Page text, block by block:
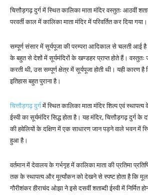
चित्तौड़गढ़ दुर्ग में स्थित कालिका माता मंदिर वस्तुतः आठवीं
परवर्ती काल में कालिका माता मंदिर में परिवर्तित कर दिया गया।
सम्पूर्ण संसार में सूर्यपूजा की परम्परा आदिकाल से चलती आई
के बहुत से देशों में सूर्यमंदिरों के खण्डहर प्राप्त होते हैं। वस्तुतः
करती थी, उस सम्पूर्ण क्षेत्र में सूर्यपूजा होती थी। यही कारण है
इतिहास बहुत पुराना है।
चित्तौड़गढ़ दुर्गमें स्थित कालिका माता मंदिर शिल्प एवं
ईस्वी का सूर्यमंदिर सिद्ध होता है। यह मंदिर, चित्तौड़गढ़ दुर्ग
की हवेलियों के दक्षिण में एक साधारण जान पड़ने वाले भवन में
हुआ है।
वर्तमान में देवालय के गर्भगृह में कालिका माता की प्रतिमा
तक के स्थापत्य और मूर्त्यांकन को देखने से स्पष्ट होता है कि
गौरीशंकर हीराचंद ओझा ने इसे दसवीं शताब्दी ईस्वी में निर्मित